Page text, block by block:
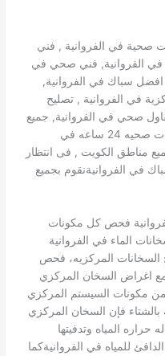
صحية في الفروانية , فني
الفروانية, فني صحي في
افضل سباك في الفروانية,
في الفروانية , تصليح
صحي في الفروانية, جميع
مناطق الكويت خبرة في الفروانية, ادوات صحيه 24 ساعه في
مناطق الكويت , فى انتظار
في الفروانيةنقوم بجميع
فحص كل مكونات
الماء في الفروانية
السخانات المركزيه، فحص
اغراض السخان المركزي
مكونات السيستم المركزي
فإن السخان المركزي
حراره المياه وتدفيتها
للمياه في الفروانيةكما